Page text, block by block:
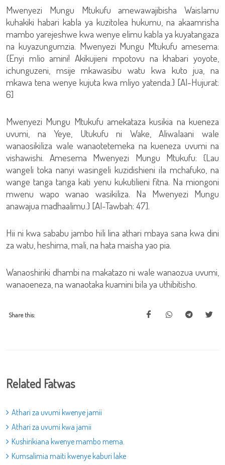
Mwenyezi Mungu Mtukufu amewawajibisha Waislamu
kuhakiki habari kabla ya kuzitolea hukumu, na akaamrisha
mambo yarejeshwe kwa wenye elimu kabla ya kuyatangaza
na kuyazungumzia. Mwenyezi Mungu Mtukufu amesema:
{Enyi mlio amini! Akikujieni mpotovu na khabari yoyote,
ichunguzeni, msije mkawasibu watu kwa kuto jua, na
mkawa tena wenye kujuta kwa mliyo yatenda.} [Al-Hujurat:
6]
Mwenyezi Mungu Mtukufu amekataza kusikia na kueneza
uvumi, na Yeye, Utukufu ni Wake, Aliwalaani wale
wanaosikiliza wale wanaotetemeka na kueneza uvumi na
vishawishi. Amesema Mwenyezi Mungu Mtukufu: {Lau
wangeli toka nanyi wasingeli kuzidishieni ila mchafuko, na
wange tanga tanga kati yenu kukutilieni fitna. Na miongoni
mwenu wapo wanao wasikiliza. Na Mwenyezi Mungu
anawajua madhaalimu.} [Al-Tawbah: 47].
Hii ni kwa sababu jambo hili lina athari mbaya sana kwa dini
za watu, heshima, mali, na hata maisha yao pia.
Wanaoshiriki dhambi na makatazo ni wale wanaozua uvumi,
wanaoeneza, na wanaotaka kuamini bila ya uthibitisho.
Share this:
Related Fatwas
Athari za uvumi kwenye jamii
Athari za uvumi kwa jamii
Kushirikiana kwenye mambo mema.
Kumsalimia maiti kwenye kaburi lake